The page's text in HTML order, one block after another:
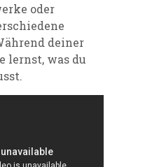
oder
deiner
lernst, was du